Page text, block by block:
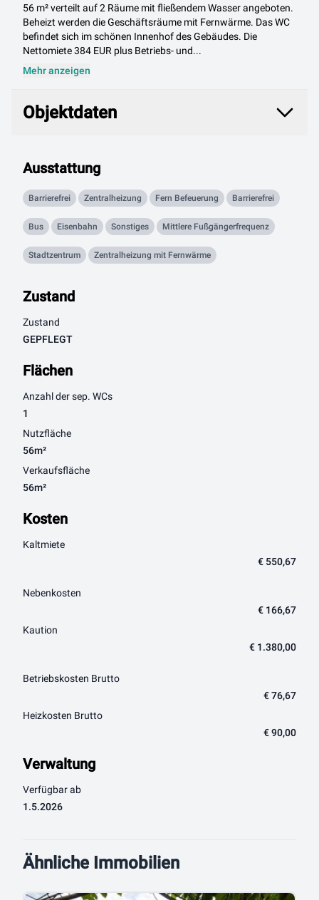
56 m² verteilt auf 2 Räume mit fließendem Wasser angeboten.
Beheizt werden die Geschäftsräume mit Fernwärme. Das WC
befindet sich im schönen Innenhof des Gebäudes. Die
Nettomiete 384 EUR plus Betriebs- und...
Mehr anzeigen
Objektdaten
Ausstattung
Barrierefrei Zentralheizung Fern Befeuerung Barrierefrei
Bus Eisenbahn Sonstiges Mittlere Fußgängerfrequenz
Stadtzentrum Zentralheizung mit Fernwärme
Zustand
Zustand
GEPFLEGT
Flächen
Anzahl der sep. WCs
1
Nutzfläche
56m²
Verkaufsfläche
56m²
Kosten
Kaltmiete
€ 550,67
Nebenkosten
€ 166,67
Kaution
€ 1.380,00
Betriebskosten Brutto
€ 76,67
Heizkosten Brutto
€ 90,00
Verwaltung
Verfügbar ab
1.5.2026
Ähnliche Immobilien